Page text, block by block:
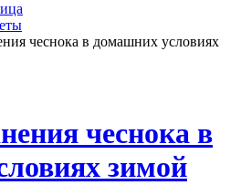
чеснока в домашних условиях
чеснока в
зимой